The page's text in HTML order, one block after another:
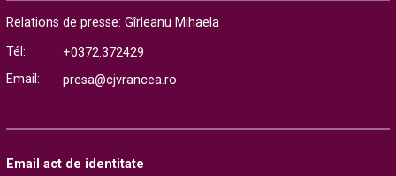
Relations de presse: Gîrleanu Mihaela
Tél:
+0372.372429
Email:
presa@cjvrancea.ro
Email act de identitate